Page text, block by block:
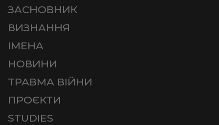
ЗАСНОВНИК
ВИЗНАННЯ
ІМЕНА
НОВИНИ
ТРАВМА ВІЙНИ
ПРОЄКТИ
STUDIES